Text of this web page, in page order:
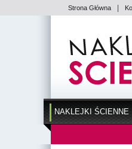
Strona Główna
NAKLEJKI ŚCIENNE